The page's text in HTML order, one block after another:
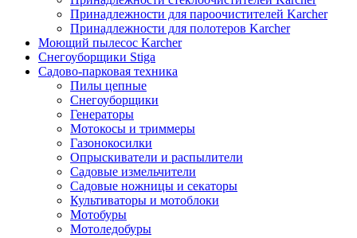
Принадлежности для пароочистителей Karcher
Принадлежности для полотеров Karcher
Моющий пылесос Karcher
Снегоуборщики Stiga
Садово-парковая техника
Пилы цепные
Снегоуборщики
Генераторы
Мотокосы и триммеры
Газонокосилки
Опрыскиватели и распылители
Садовые измельчители
Садовые ножницы и секаторы
Культиваторы и мотоблоки
Мотобуры
Мотоледобуры